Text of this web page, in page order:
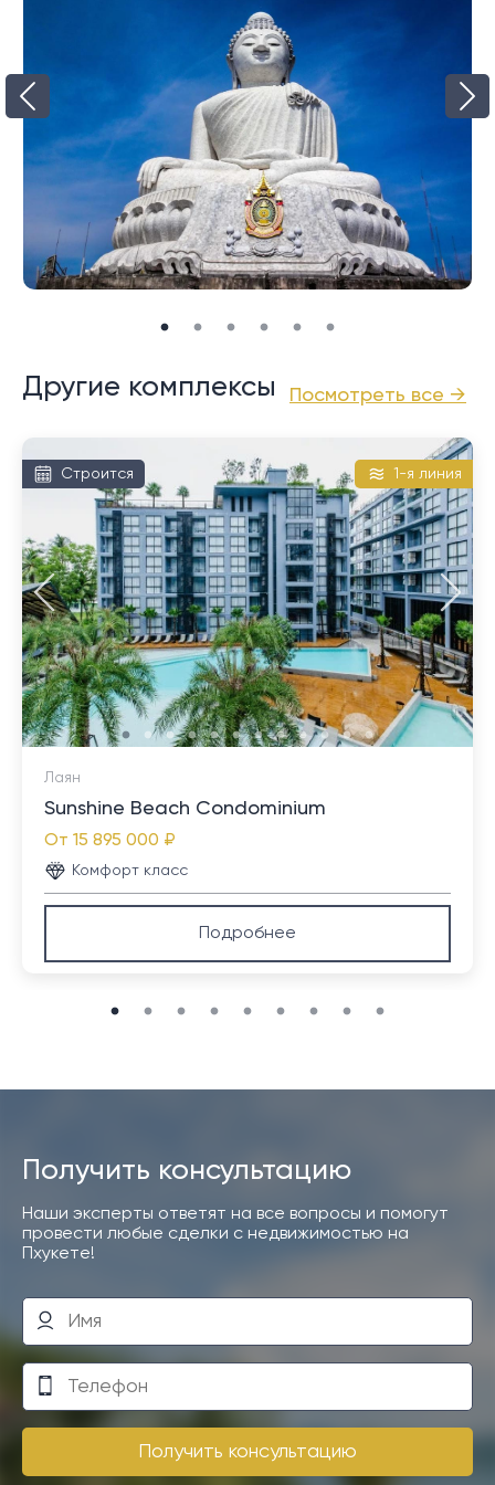
Райваи и Найхарн также являются домом для
большого сообщества экспатов и очень популярным
местом для жизни, с более расслабленной
атмосферой отдыха в этом районе.
Это очень близко к живописному месту номер один
на Пхукете, смотровой площадке мыса Промтхеп.
Он славится потрясающими закатами в обрамлении
великолепных пейзажей и сахарных пальм.
И Най Харн, и Раваи предлагают на продажу
бассейном и кондоминиумы. Доступные для выбора
ценовых категорий, они, как правило, дешевле по
сравнению с направлениями на северном и
западном побережье.
Посмотреть все →
Другие комплексы
Строится 1-я линия
Лаян
Sunshine Beach Condominium
От 15 895 000 ₽
Комфорт класс
Подробнее
Получить консультацию
Наши эксперты ответят на все вопросы и помогут
провести любые сделки с недвижимостью на
Пхукете!
Получить консультацию